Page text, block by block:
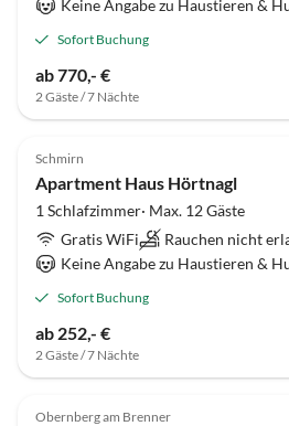
Keine Angabe zu Haustieren &
Sofort Buchung
ab 770,- €
2 Gäste / 7 Nächte
Schmirn
Apartment Haus Hörtnagl
1 Schlafzimmer· Max. 12 Gäste
Gratis WiFi
Rauchen nicht
Keine Angabe zu Haustieren &
Sofort Buchung
ab 252,- €
2 Gäste / 7 Nächte
Obernberg am Brenner